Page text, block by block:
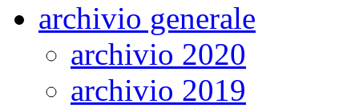
archivio generale
archivio 2020
archivio 2019